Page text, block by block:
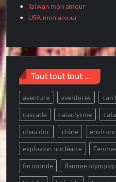
Taiwan mon amour
USA mon amour
Tout tout tout …
aventure aventures can
cascade cataclysme
chau doc chine
explosion nucléaire
fin monde flamme